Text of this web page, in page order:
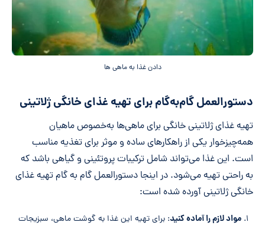
دادن غذا به ماهی ها
دستورالعمل گام‌به‌گام برای تهیه غذای خانگی ژلاتینی
تهیه غذای ژلاتینی خانگی برای ماهی‌ها به‌خصوص ماهیان
همه‌چیزخوار یکی از راهکارهای ساده و موثر برای تغذیه مناسب
است. این غذا می‌تواند شامل ترکیبات پروتئینی و گیاهی باشد که
به راحتی تهیه می‌شود. در اینجا دستورالعمل گام به گام تهیه غذای
خانگی ژلاتینی آورده شده است:
مواد لازم را آماده کنید: برای تهیه این غذا به گوشت ماهی، سبزیجات